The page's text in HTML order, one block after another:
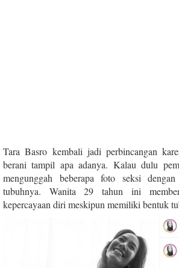
Tara Basro kembali jadi perbincangan
berani tampil apa adanya. Kalau dulu
mengunggah beberapa foto seksi
tubuhnya. Wanita 29 tahun ini
kepercayaan diri meskipun memiliki bentuk